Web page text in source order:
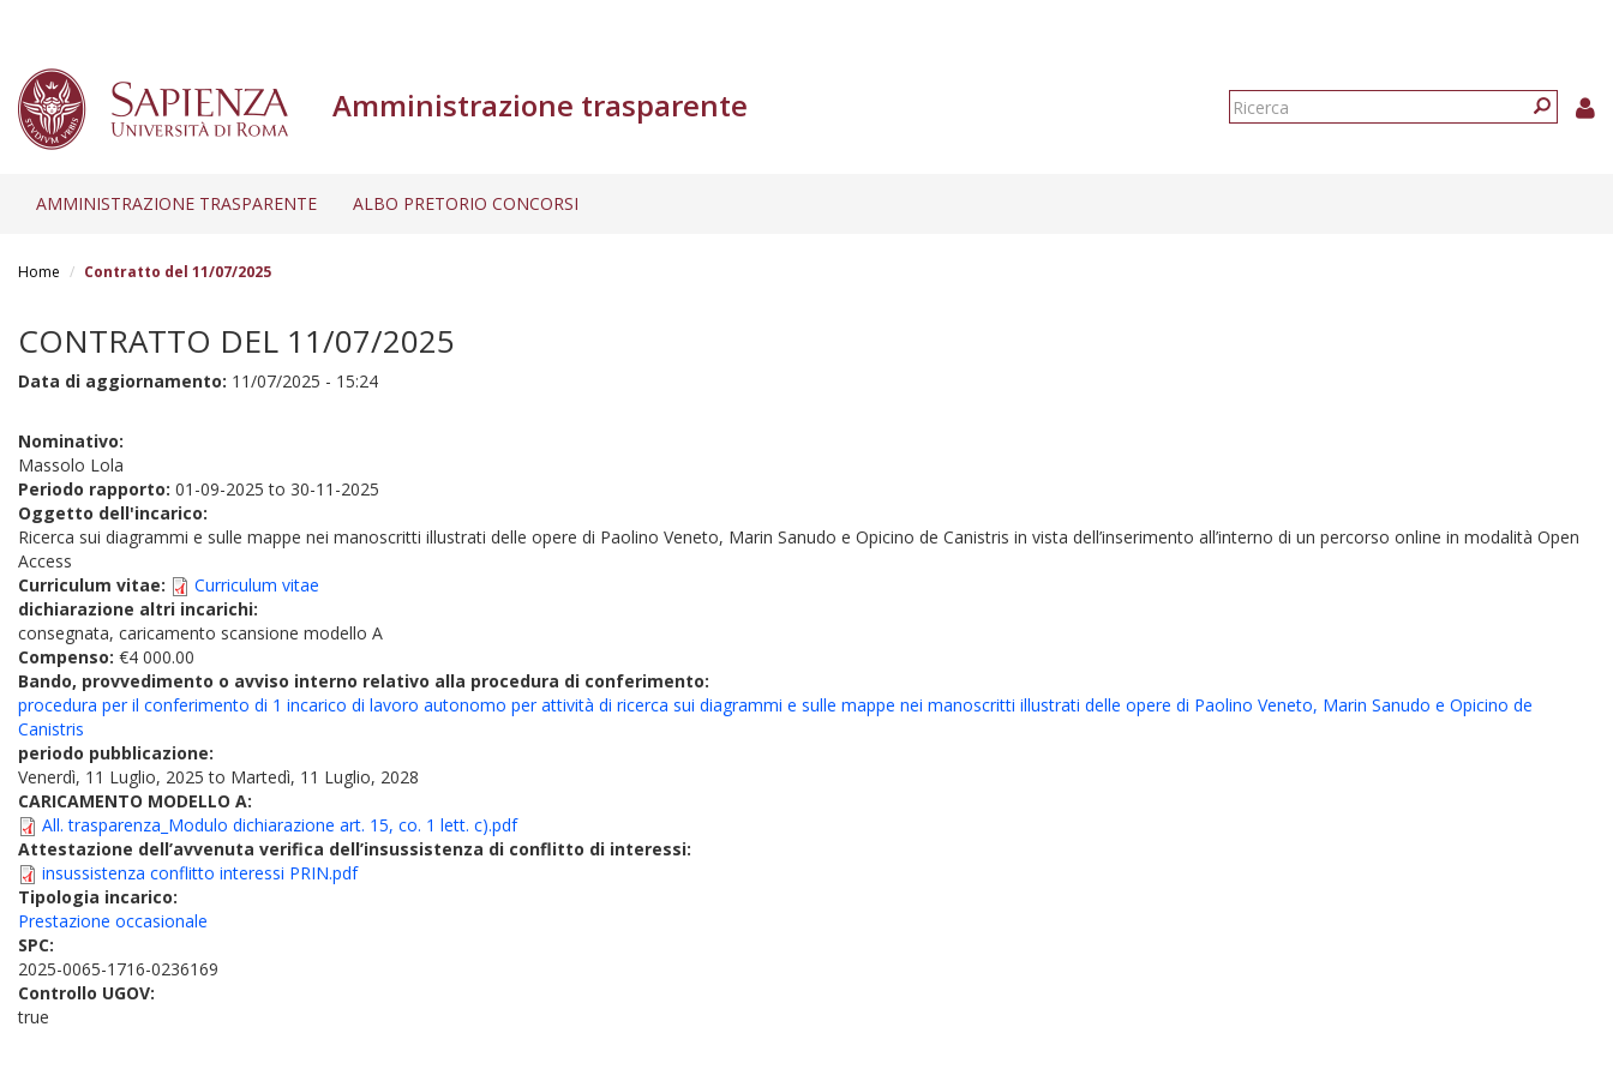
Amministrazione trasparente
Form
AMMINISTRAZIONE TRASPARENTE ALBO PRETORIO CONCORSI
Home Contratto del 11/07/2025
CONTRATTO DEL 11/07/2025
Data di aggiornamento: 11/07/2025 - 15:24
Nominativo:
Massolo Lola
Periodo rapporto: 01-09-2025 to 30-11-2025
Oggetto dell'incarico:
Ricerca sui diagrammi e sulle mappe nei manoscritti illustrati delle opere di Paolino Veneto, Marin Sanudo e Opicino de Canistris in vista dell’inserimento all’interno di un percorso online in modalità Open
Access
Curriculum vitae:
Curriculum vitae
dichiarazione altri incarichi:
consegnata, caricamento scansione modello A
Compenso: €4 000.00
Bando, provvedimento o avviso interno relativo alla procedura di conferimento:
procedura per il conferimento di 1 incarico di lavoro autonomo per attività di ricerca sui diagrammi e sulle mappe nei manoscritti illustrati delle opere di Paolino Veneto, Marin Sanudo e Opicino de
Canistris
periodo pubblicazione:
Venerdì, 11 Luglio, 2025 to Martedì, 11 Luglio, 2028
CARICAMENTO MODELLO A:
All. trasparenza_Modulo dichiarazione art. 15, co. 1 lett. c).pdf
Attestazione dell’avvenuta verifica dell’insussistenza di conflitto di interessi:
insussistenza conflitto interessi PRIN.pdf
Tipologia incarico:
Prestazione occasionale
SPC:
2025-0065-1716-0236169
Controllo UGOV:
true